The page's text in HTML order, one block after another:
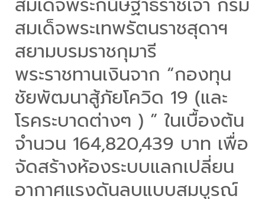
สมเด็จพระเทพรัตนราชสุดาฯ
สยามบรมราชกุมารี
พระราชทานเงินจาก “กองทุน
ชัยพัฒนาสู้ภัยโควิด 19 (และ
โรคระบาดต่างๆ ) ” ในเบื้องต้น
จำนวน 164,820,439 บาท เพื่อ
จัดสร้างห้องระบบแลกเปลี่ยน
อากาศแรงดันลบแบบสมบูรณ์